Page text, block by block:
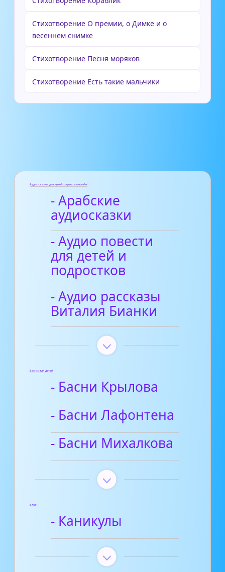
Стихотворение О премии, о Димке и о
весеннем снимке
Стихотворение Песня моряков
Стихотворение Есть такие мальчики
Аудиосказки для детей слушать онлайн
- Арабские
аудиосказки
- Аудио повести
для детей и
подростков
- Аудио рассказы
Виталия Бианки
Басни для детей
- Басни Крылова
- Басни Лафонтена
- Басни Михалкова
Блог
- Каникулы